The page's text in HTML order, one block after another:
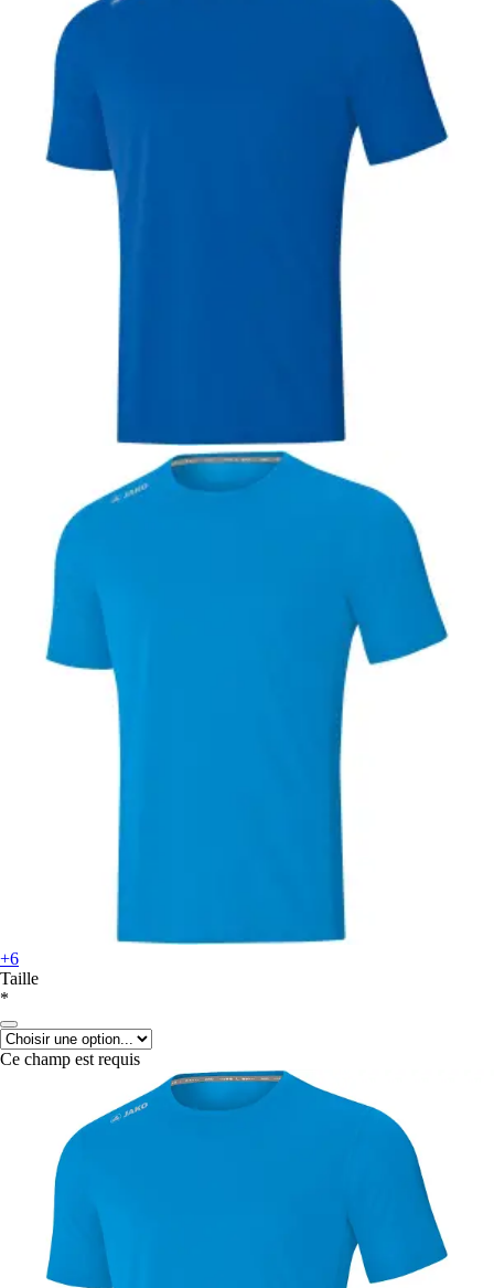
+6
Taille
*
Ce champ est requis